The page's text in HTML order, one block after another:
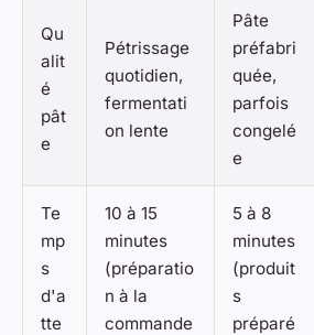
Qu
alit
é
pât
e
Pétrissage
quotidien,
fermentati
on lente
Pâte
préfabri
quée,
parfois
congelé
e
Te
mp
s
d'a
tte
10 à 15
minutes
(préparatio
n à la
commande
5 à 8
minutes
(produit
s
préparé